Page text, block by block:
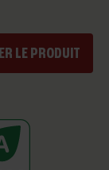
LE PRODUIT